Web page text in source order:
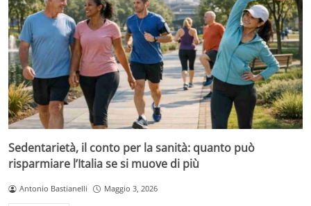
Sedentarietà, il conto per la sanità: quanto può
risparmiare l’Italia se si muove di più
Antonio Bastianelli Maggio 3, 2026